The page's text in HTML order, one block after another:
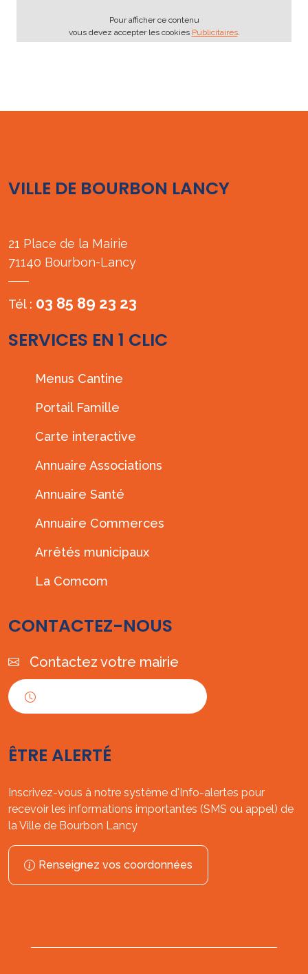
Pour afficher ce contenu
vous devez accepter les cookies Publicitaires.
VILLE DE BOURBON LANCY
21 Place de la Mairie
71140 Bourbon-Lancy
Tél : 03 85 89 23 23
SERVICES EN 1 CLIC
Menus Cantine
Portail Famille
Carte interactive
Annuaire Associations
Annuaire Santé
Annuaire Commerces
Arrêtés municipaux
La Comcom
CONTACTEZ-NOUS
Contactez votre mairie
ÊTRE ALERTÉ
Inscrivez-vous à notre système d'Info-alertes pour
recevoir les informations importantes (SMS ou appel) de
la Ville de Bourbon Lancy
Renseignez vos coordonnées